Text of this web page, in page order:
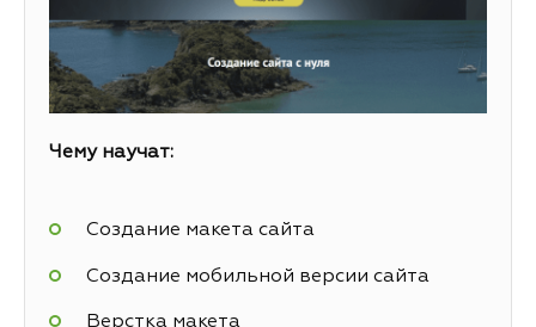
Чему научат:
Создание макета сайта
Создание мобильной версии сайта
Верстка макета